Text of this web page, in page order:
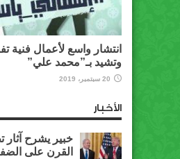
انتشار واسع لأعمال
وتشيد بـ”محمد علي”
20 سبتمبر، 2019
الأخبار
خبير يشرح
القرن على